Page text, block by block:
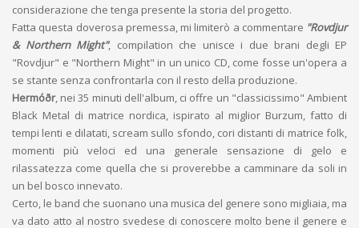
considerazione che tenga presente la storia del progetto.
Fatta questa doverosa premessa, mi limiterò a commentare "Rovdjur
& Northern Might", compilation che unisce i due brani degli EP
"Rovdjur" e "Northern Might" in un unico CD, come fosse un'opera a
se stante senza confrontarla con il resto della produzione.
Hermóðr, nei 35 minuti dell'album, ci offre un "classicissimo" Ambient
Black Metal di matrice nordica, ispirato al miglior Burzum, fatto di
tempi lenti e dilatati, scream sullo sfondo, cori distanti di matrice folk,
momenti più veloci ed una generale sensazione di gelo e
rilassatezza come quella che si proverebbe a camminare da soli in
un bel bosco innevato.
Certo, le band che suonano una musica del genere sono migliaia, ma
va dato atto al nostro svedese di conoscere molto bene il genere e